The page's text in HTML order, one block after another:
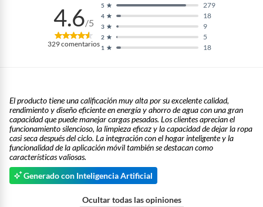
4.6/5
329comentarios 1 18
2 5
3 9
4 18
5 279
El producto tiene una calificación muy alta por su excelente calidad,
rendimiento y diseño eficiente en energía y ahorro de agua con una gran
capacidad que puede manejar cargas pesadas. Los clientes aprecian el
funcionamiento silencioso, la limpieza eficaz y la capacidad de dejar la ropa
casi seca después del ciclo. La integración con el hogar inteligente y la
funcionalidad de la aplicación móvil también se destacan como
características valiosas.
Generado con Inteligencia Artificial
Ocultar todas las opiniones